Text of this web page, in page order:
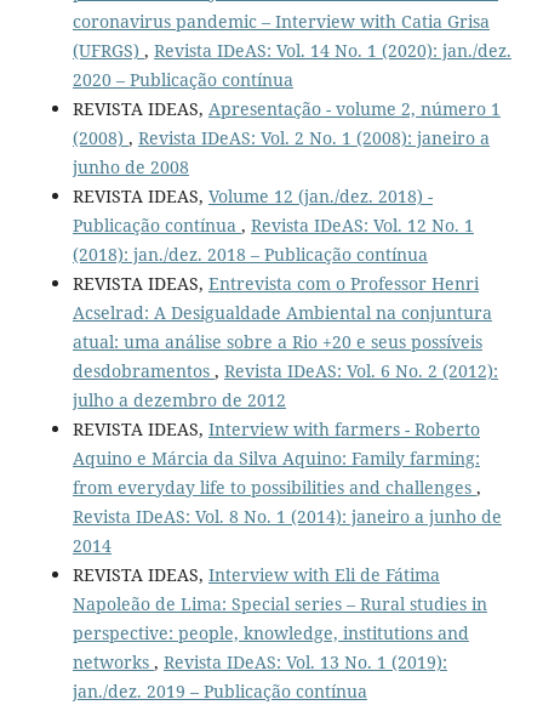
coronavirus pandemic – Interview with Catia Grisa
(UFRGS) , Revista IDeAS: Vol. 14 No. 1 (2020): jan./dez.
2020 – Publicação contínua
REVISTA IDEAS, Apresentação - volume 2, número 1
(2008) , Revista IDeAS: Vol. 2 No. 1 (2008): janeiro a
junho de 2008
REVISTA IDEAS, Volume 12 (jan./dez. 2018) -
Publicação contínua , Revista IDeAS: Vol. 12 No. 1
(2018): jan./dez. 2018 – Publicação contínua
REVISTA IDEAS, Entrevista com o Professor Henri
Acselrad: A Desigualdade Ambiental na conjuntura
atual: uma análise sobre a Rio +20 e seus possíveis
desdobramentos , Revista IDeAS: Vol. 6 No. 2 (2012):
julho a dezembro de 2012
REVISTA IDEAS, Interview with farmers - Roberto
Aquino e Márcia da Silva Aquino: Family farming:
from everyday life to possibilities and challenges ,
Revista IDeAS: Vol. 8 No. 1 (2014): janeiro a junho de
2014
REVISTA IDEAS, Interview with Eli de Fátima
Napoleão de Lima: Special series – Rural studies in
perspective: people, knowledge, institutions and
networks , Revista IDeAS: Vol. 13 No. 1 (2019):
jan./dez. 2019 – Publicação contínua